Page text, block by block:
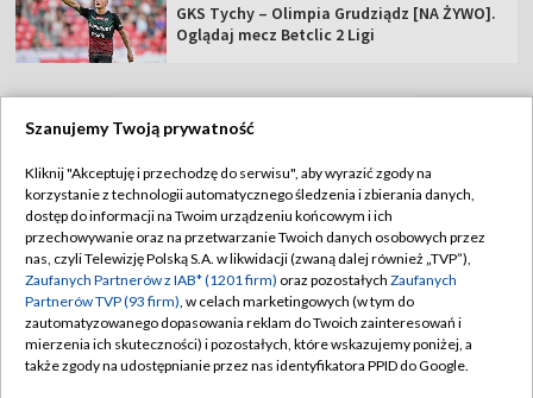
GKS Tychy – Olimpia Grudziądz [NA ŻYWO].
Oglądaj mecz Betclic 2 Ligi
Abonament TVP
Sklep TVP
Biuro Reklamy
Oferta Handlowa
Telegazeta ogłoszenia
Regulamin TVP
Polityka prywatności
Moje zgody
Biuro reklamy
Kontakt
Szanujemy Twoją prywatność
Kliknij "Akceptuję i przechodzę do serwisu", aby wyrazić zgody na
korzystanie z technologii automatycznego śledzenia i zbierania danych,
dostęp do informacji na Twoim urządzeniu końcowym i ich
przechowywanie oraz na przetwarzanie Twoich danych osobowych przez
nas, czyli Telewizję Polską S.A. w likwidacji (zwaną dalej również „TVP”),
Zaufanych Partnerów z IAB* (1201 firm) oraz pozostałych Zaufanych
Partnerów TVP (93 firm), w celach marketingowych (w tym do
zautomatyzowanego dopasowania reklam do Twoich zainteresowań i
mierzenia ich skuteczności) i pozostałych, które wskazujemy poniżej, a
także zgody na udostępnianie przez nas identyfikatora PPID do Google.